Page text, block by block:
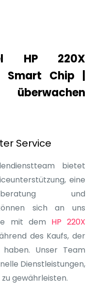
HP 220X
Chip |
Service
bietet
eine
und
sich an uns
mit dem HP 220X
des Kaufs, der
Unser Team
Dienstleistungen,
gewährleisten.